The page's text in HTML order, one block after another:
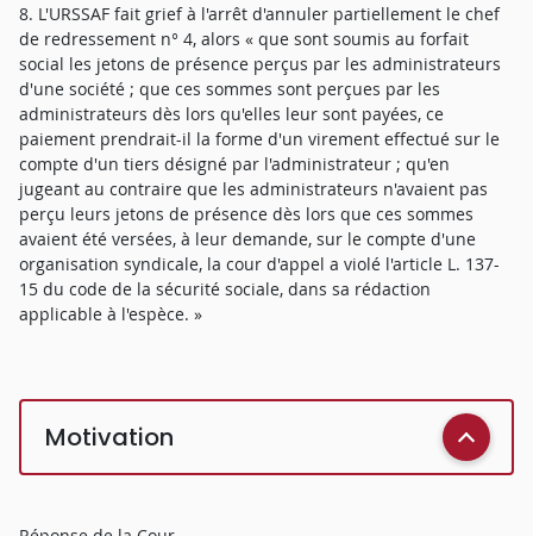
8. L'URSSAF fait grief à l'arrêt d'annuler partiellement le chef
de redressement n° 4, alors « que sont soumis au forfait
social les jetons de présence perçus par les administrateurs
d'une société ; que ces sommes sont perçues par les
administrateurs dès lors qu'elles leur sont payées, ce
paiement prendrait-il la forme d'un virement effectué sur le
compte d'un tiers désigné par l'administrateur ; qu'en
jugeant au contraire que les administrateurs n'avaient pas
perçu leurs jetons de présence dès lors que ces sommes
avaient été versées, à leur demande, sur le compte d'une
organisation syndicale, la cour d'appel a violé l'article L. 137-
15 du code de la sécurité sociale, dans sa rédaction
applicable à l'espèce. »
Motivation